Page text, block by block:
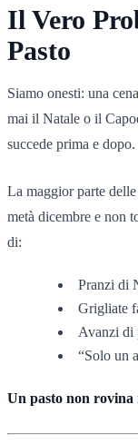
Il Vero
Pasto
Siamo onesti: una
mai il Natale o il
succede prima e dopo.
La maggior parte
metà dicembre e non
di:
Pranzi di
Grigliate
Avanzi di
“Solo un
Un pasto non rovina